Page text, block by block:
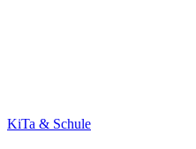
KiTa & Schule